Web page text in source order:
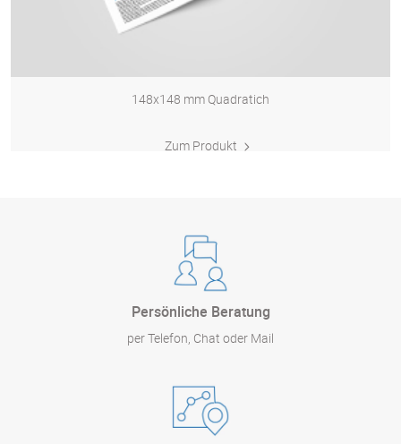
148x148 mm Quadratich
Zum Produkt
Persönliche Beratung
per Telefon, Chat oder Mail